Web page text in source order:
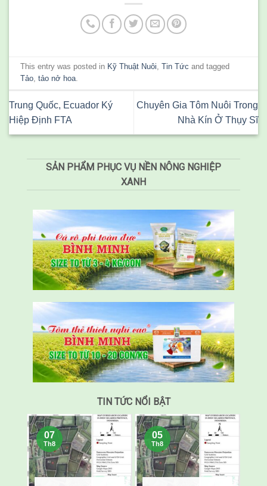
This entry was posted in Kỹ Thuật Nuôi ,Tin Tức and tagged
Tảo ,tảo nở hoa
Trung Quốc, Ecuador Ký
Hiệp Định FTA
Chuyên Gia Tôm Nuôi Trong
Nhà Kín Ở Thụy Sĩ
SẢN PHẨM PHỤC VỤ NỀN NÔNG NGHIỆP
XANH
TIN TỨC NỔI BẬT
07
Th8
05
Th8